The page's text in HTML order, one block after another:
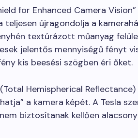
for Enhanced Camera
teljesen újragondolja a
textúrázott műanyag
jelentős mennyiségű fényt
kis beesési szögben éri őket.
Hemispherical
a kamera képét. A Tesla
biztosítanak kellően